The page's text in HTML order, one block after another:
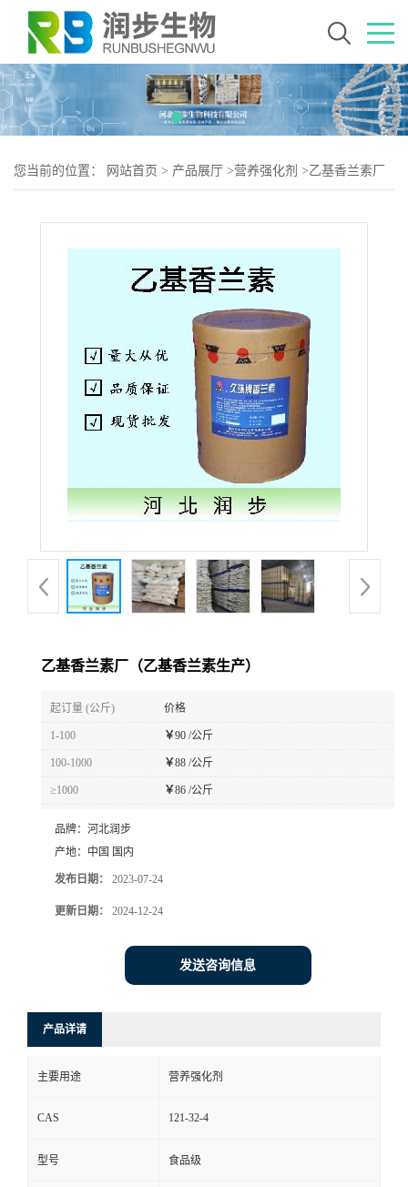
您当前的位置： 网站首页 > 产品展厅 >营养强化剂 >乙基香兰素厂
乙基香兰素厂（乙基香兰素生产）
起订量 (公斤) 价格
1-100 ￥90 /公斤
100-1000 ￥88 /公斤
≥1000 ￥86 /公斤
品牌： 河北润步
产地： 中国 国内
发布日期： 2023-07-24
更新日期： 2024-12-24
发送咨询信息
产品详请
主要用途 营养强化剂
CAS 121-32-4
型号 食品级